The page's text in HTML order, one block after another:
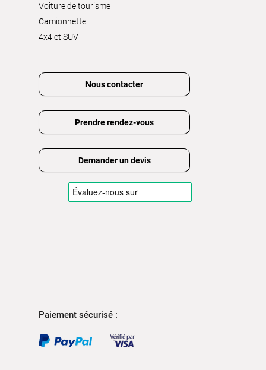
Voiture de tourisme
Camionnette
4x4 et SUV
Nous contacter
Prendre rendez-vous
Demander un devis
Paiement sécurisé :